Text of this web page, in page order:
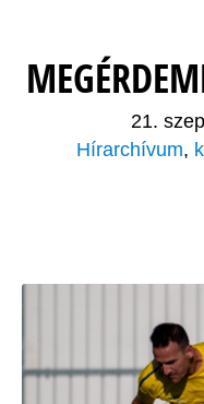
21.
Hírarchívum,